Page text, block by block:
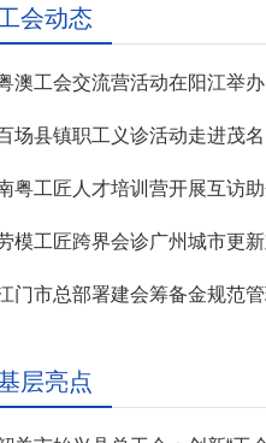
会动态
澳工会交流营活动在阳江举办
场县镇职工义诊活动走进茂
粤工匠人才培训营开展互访
模工匠跨界会诊广州城市更
层亮点